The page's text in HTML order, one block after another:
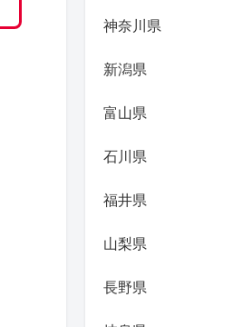
神奈川県
新潟県
富山県
石川県
福井県
山梨県
長野県